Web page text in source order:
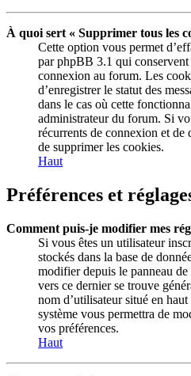
À quoi sert « Supprimer tous les
Cette option vous permet
par phpBB 3.1 qui
connexion au forum. Les
d’enregistrer le statut des
dans le cas où cette
administrateur du forum. Si
récurrents de connexion et de
de supprimer les cookies.
Haut
Préférences et
Comment puis-je modifier mes
Si vous êtes un utilisateur
stockés dans la base de
modifier depuis le panneau
vers ce dernier se trouve
nom d’utilisateur situé en
système vous permettra de
vos préférences.
Haut